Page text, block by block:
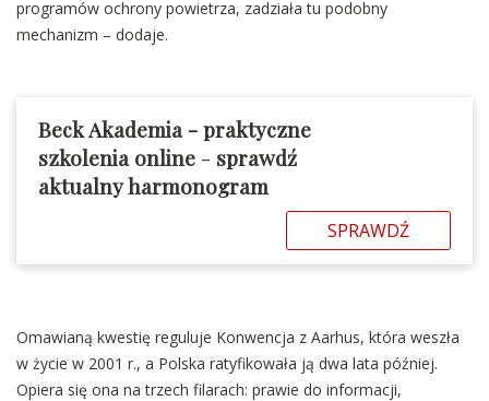
programów ochrony powietrza, zadziała tu podobny
mechanizm – dodaje.
Beck Akademia - praktyczne
szkolenia online - sprawdź
aktualny harmonogram
SPRAWDŹ
Omawianą kwestię reguluje Konwencja z Aarhus, która weszła
w życie w 2001 r., a Polska ratyfikowała ją dwa lata później.
Opiera się ona na trzech filarach: prawie do informacji,